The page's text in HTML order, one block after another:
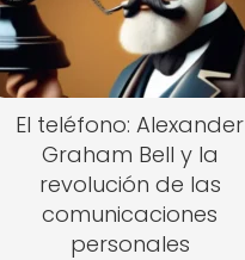
El teléfono: Alexander
Graham Bell y la
revolución de las
comunicaciones
personales